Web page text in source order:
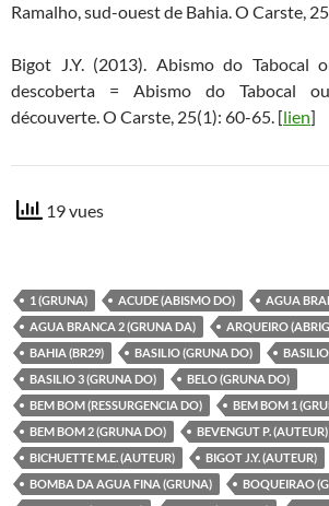
Ramalho, sud-ouest de Bahia. O Carste,
Bigot J.Y. (2013). Abismo do Tabocal
descoberta = Abismo do Tabocal
découverte. O Carste, 25(1): 60-65. [lien]
19 vues
1 (GRUNA) ACUDE (ABISMO DO)
AGUA
AGUA BRANCA 2 (GRUNA DA)
ARQUEIRO
BAHIA (BR29)
BASILIO (GRUNA DO)
BASILIO 3 (GRUNA DO)
BELO (GRUNA DO)
BEM BOM (RESSURGENCIA DO)
BEM BOM 1
BEM BOM 2 (GRUNA DO)
BEVENGUT P. (AUTEUR)
BICHUETTE M.E. (AUTEUR)
BIGOT J.Y. (AUTEUR)
BOMBA DA AGUA FINA (GRUNA)
BOQUEIRAO